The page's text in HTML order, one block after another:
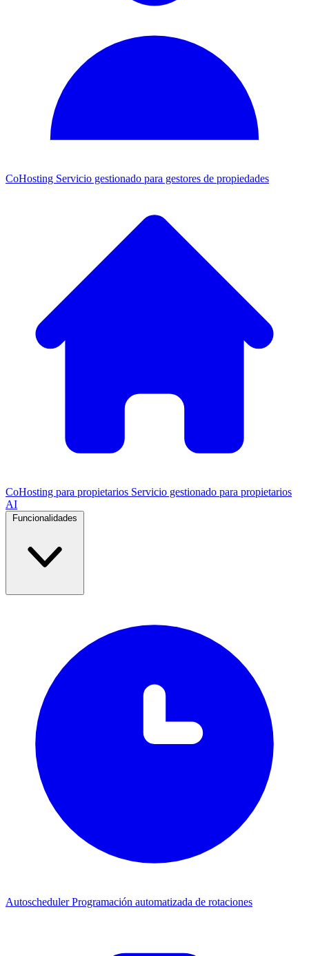
CoHosting Servicio gestionado para gestores de propiedades
CoHosting para propietarios Servicio gestionado para propietarios
AI
AutoschedulerProgramación automatizada de rotaciones